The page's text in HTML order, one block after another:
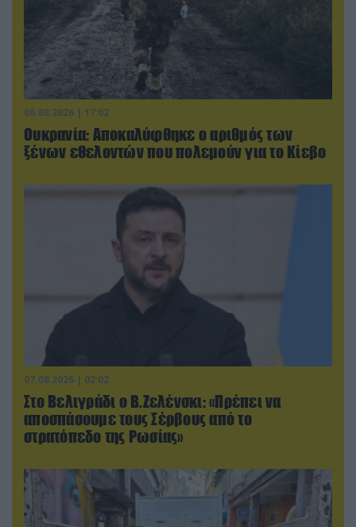
06.08.2026 | 17:02
Ουκρανία: Αποκαλύφθηκε ο αριθμός των
ξένων εθελοντών που πολεμούν για το Κίεβο
07.08.2026 | 02:02
Στο Βελιγράδι ο Β.Ζελένσκι: «Πρέπει να
αποσπάσουμε τους Σέρβους από το
στρατόπεδο της Ρωσίας»